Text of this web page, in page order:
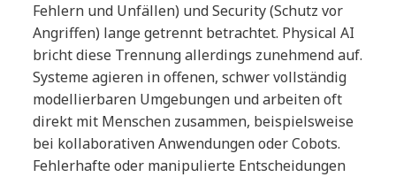
Fehlern und Unfällen) und Security (Schutz vor
Angriffen) lange getrennt betrachtet. Physical AI
bricht diese Trennung allerdings zunehmend auf.
Systeme agieren in offenen, schwer vollständig
modellierbaren Umgebungen und arbeiten oft
direkt mit Menschen zusammen, beispielsweise
bei kollaborativen Anwendungen oder Cobots.
Fehlerhafte oder manipulierte Entscheidungen